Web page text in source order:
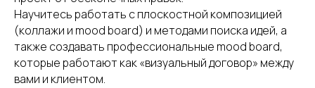
Научитесь работать с плоскостной композицией
(коллажи и mood board) и методами поиска идей, а
также создавать профессиональные mood board,
которые работают как «визуальный договор» между
вами и клиентом.